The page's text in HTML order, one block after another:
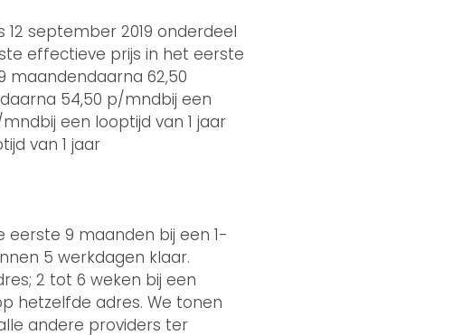
september 2019 onderdeel
effectieve prijs in het eerste
maandendaarna 62,50
54,50 p/mndbij een
een looptijd van 1 jaar
van 1 jaar
eerste 9 maanden bij een 1-
5 werkdagen klaar.
2 tot 6 weken bij een
hetzelfde adres. We tonen
andere providers ter